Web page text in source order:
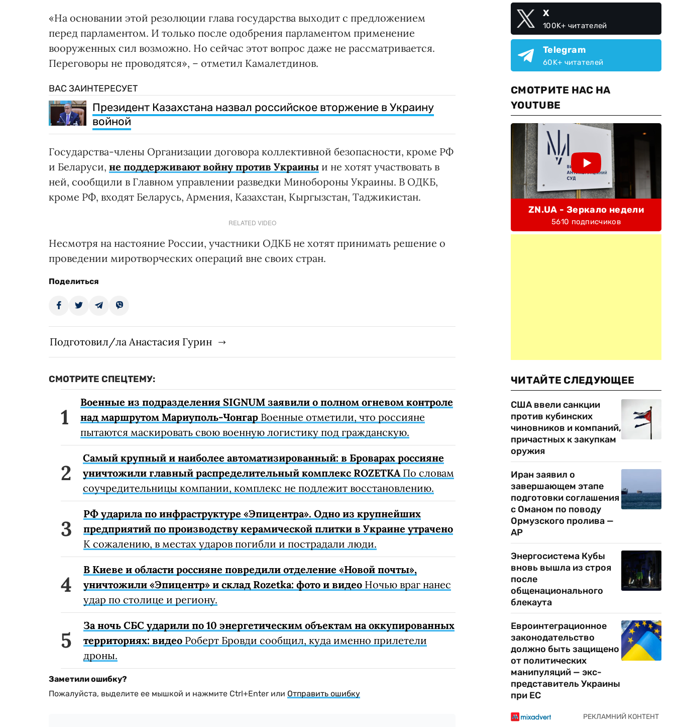
«На основании этой резолюции глава государства выходит с предложением
перед парламентом. И только после одобрения парламентом применение
вооруженных сил возможно. Но сейчас этот вопрос даже не рассматривается.
Переговоры не проводятся», – отметил Камалетдинов.
ВАС ЗАИНТЕРЕСУЕТ
Президент Казахстана назвал российское вторжение в Украину
войной
Государства-члены Организации договора коллективной безопасности, кроме РФ
и Беларуси, не поддерживают войну против Украины и не хотят участвовать в
ней, сообщили в Главном управлении разведки Минобороны Украины. В ОДКБ,
кроме РФ, входят Беларусь, Армения, Казахстан, Кыргызстан, Таджикистан.
RELATED VIDEO
Несмотря на настояние России, участники ОДКБ не хотят принимать решение о
проведении миротворческих операций вне своих стран.
Поделиться
Подготовил/ла Анастасия Гурин
СМОТРИТЕ СПЕЦТЕМУ:
Военные из подразделения SIGNUM заявили о полном огневом контроле
над маршрутом Мариуполь-Чонгар Военные отметили, что россияне
пытаются маскировать свою военную логистику под гражданскую.
Самый крупный и наиболее автоматизированный: в Броварах россияне
уничтожили главный распределительный комплекс ROZETKAПо словам
соучредительницы компании, комплекс не подлежит восстановлению.
РФ ударила по инфраструктуре «Эпицентра». Одно из крупнейших
предприятий по производству керамической плитки в Украине утрачено
К сожалению, в местах ударов погибли и пострадали люди.
В Киеве и области россияне повредили отделение «Новой почты»,
уничтожили «Эпицентр» и склад Rozetka: фото и видео Ночью враг нанес
удар по столице и региону.
За ночь СБС ударили по 10 энергетическим объектам на оккупированных
территориях: видео Роберт Бровди сообщил, куда именно прилетели
дроны.
Заметили ошибку?
Пожалуйста, выделите ее мышкой и нажмите Ctrl+Enter или Отправить ошибку
X
100K+ читателей
Telegram
60K+ читателей
СМОТРИТЕ НАС НА
YOUTUBE
ZN.UA - Зеркало недели
5610 подписчиков
ЧИТАЙТЕ СЛЕДУЮЩЕЕ
США ввели санкции
против кубинских
чиновников и компаний,
причастных к закупкам
оружия
Иран заявил о
завершающем этапе
подготовки соглашения
с Оманом по поводу
Ормузского пролива —
AP
Энергосистема Кубы
вновь вышла из строя
после
общенационального
блекаута
Евроинтеграционное
законодательство
должно быть защищено
от политических
манипуляций — экс-
представитель Украины
при ЕС